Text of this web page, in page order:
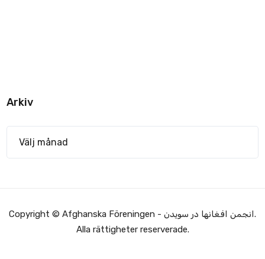
Arkiv
Copyright © Afghanska Föreningen - انجمن افغانها در سویدن.
Alla rättigheter reserverade.